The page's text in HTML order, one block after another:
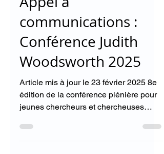
15 nov. 2024 2 min de lecture
Appel à
communications :
Conférence Judith
Woodsworth 2025
Article mis à jour le 23 février 2025 8e
édition de la conférence plénière pour